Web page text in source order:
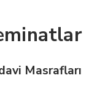
Masrafları